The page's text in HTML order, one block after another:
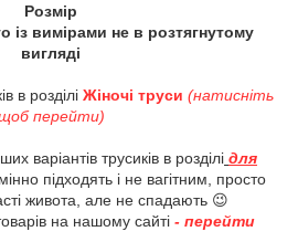
Розмір
із вимірами не в розтягнутому
вигляді
в розділі Жіночі труси (натисніть
перейти)
варіантів трусиків в розділі для
підходять і не вагітним, просто
живота, але не спадають 😉
на нашому сайті - перейти